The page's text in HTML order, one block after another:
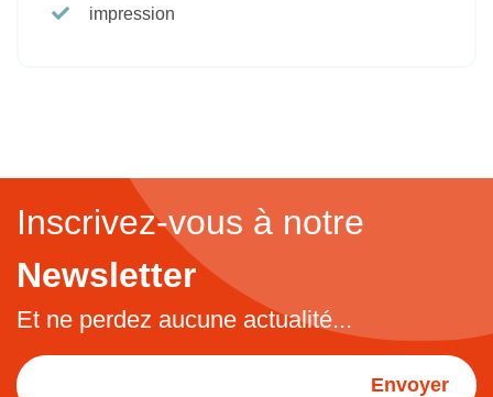
impression
Inscrivez-vous à notre
Newsletter
Et ne perdez aucune actualité...
Envoyer